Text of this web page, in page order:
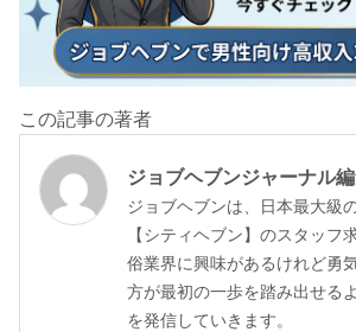
この記事の著者
ジョブヘブンジャーナル
ジョブヘブンは、日本最大級
【シティヘブン】のスタッフ
俗業界に興味があるけれど勇
方が最初の一歩を踏み出せる
を発信していきます。